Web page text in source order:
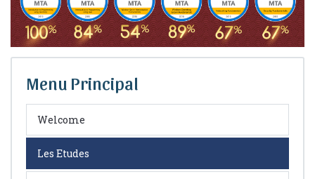
Menu Principal
Welcome
Les Etudes